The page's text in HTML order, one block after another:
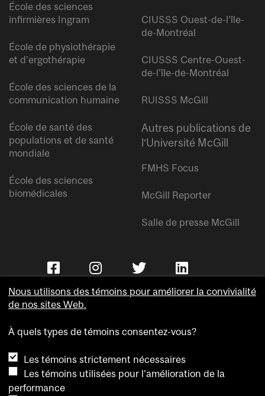
École des sciences
infirmières Ingram
École de physiothérapie
et d’ergothérapie
École des sciences de la
communication humaine
École de santé des
populations et de santé
mondiale
École des sciences
biomédicales
CIUSSS Ouest-de-l’île-
de-Montréal
CIUSSS Centre-Ouest-
de-l’île-de-Montréal
RUISSS McGill
Autres publications de
l’Université McGill
FMHS Focus
McGill Reporter
Salle de presse McGill
Accessibilité
Confidentialité
Nous utilisons des témoins pour améliorer la convivialité
de nos sites Web.
À quels types de témoins consentez-vous?
Les témoins strictement nécessaires
Les témoins utilisées pour l'amélioration de la
performance